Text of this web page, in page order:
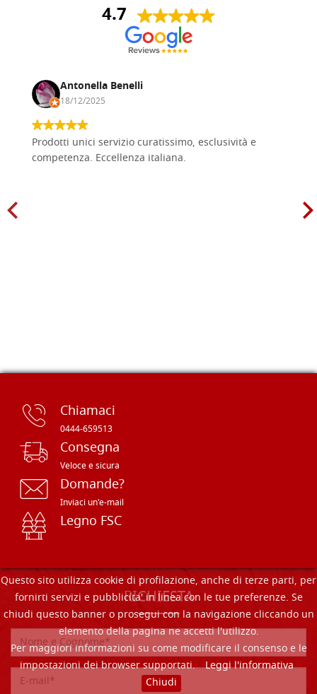
Questo sito utilizza cookie di profilazione, anche di terze parti, per
fornirti servizi e pubblicita' in linea con le tue preferenze. Se
chiudi questo banner o prosegui con la navigazione cliccando un
elemento della pagina ne accetti l'utilizzo.
Per maggiori informazioni su come modificare il consenso e le
impostazioni dei browser supportati.
Leggi l'informativa
Chiudi
4.7
Antonella Benelli
18/12/2025
Prodotti unici servizio curatissimo, esclusività e
competenza. Eccellenza italiana.
Chiamaci
0444-659513
Consegna
Veloce e sicura
Domande?
Inviaci un'e-mail
Legno FSC
RICHIESTA